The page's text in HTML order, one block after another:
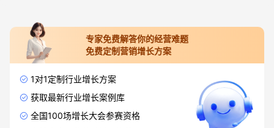
专家免费解答你的经营难题
免费定制营销增长方案
1对1定制行业增长方案
获取最新行业增长案例库
全国100场增长大会参赛资格